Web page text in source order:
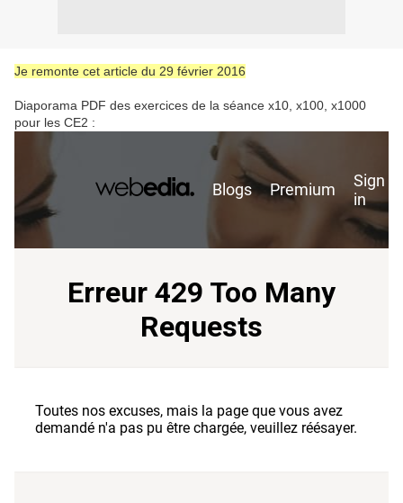
Je remonte cet article du 29 février 2016
Diaporama PDF des exercices de la séance x10, x100, x1000
pour les CE2 :